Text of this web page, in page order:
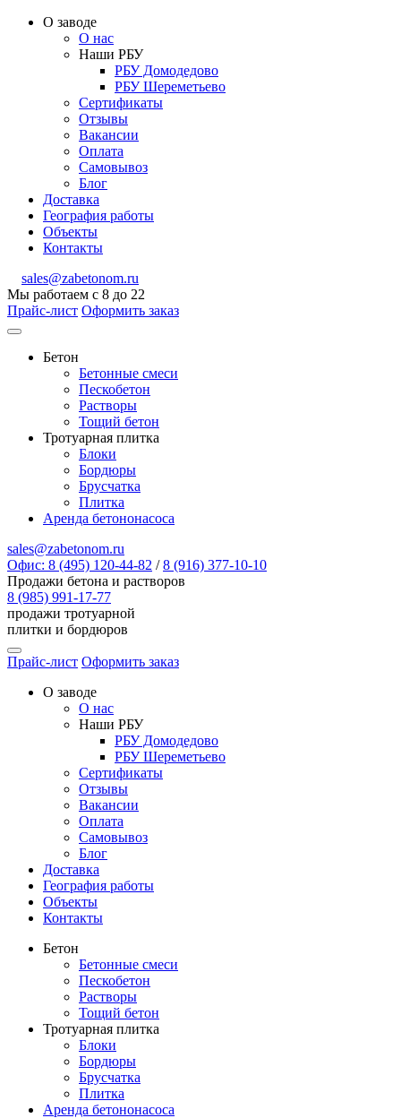
О заводе
О нас
Наши РБУ
РБУ Домодедово
РБУ Шереметьево
Сертификаты
Отзывы
Вакансии
Оплата
Самовывоз
Блог
Доставка
География работы
Объекты
Контакты
sales@zabetonom.ru
Мы работаем с 8 до 22
Прайс-лист Оформить заказ
Бетон
Бетонные смеси
Пескобетон
Растворы
Тощий бетон
Тротуарная плитка
Блоки
Бордюры
Брусчатка
Плитка
Аренда бетононасоса
sales@zabetonom.ru
Офис: 8 (495) 120-44-82 / 8 (916) 377-10-10
Продажи бетона и растворов
8 (985) 991-17-77
продажи тротуарной
плитки и бордюров
Прайс-лист Оформить заказ
О заводе
О нас
Наши РБУ
РБУ Домодедово
РБУ Шереметьево
Сертификаты
Отзывы
Вакансии
Оплата
Самовывоз
Блог
Доставка
География работы
Объекты
Контакты
Бетон
Бетонные смеси
Пескобетон
Растворы
Тощий бетон
Тротуарная плитка
Блоки
Бордюры
Брусчатка
Плитка
Аренда бетононасоса